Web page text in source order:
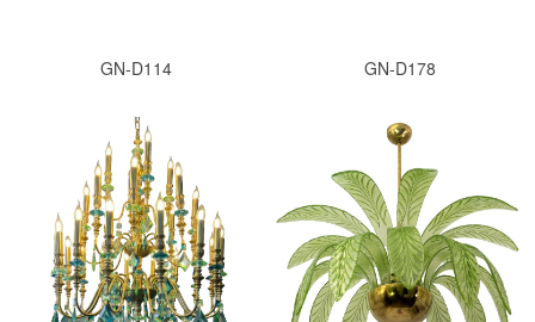
GN-D114 GN-D178